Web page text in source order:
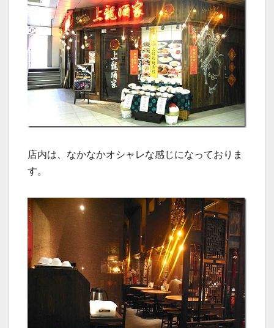
店内は、なかなかオシャレな感じになっておりま
す。